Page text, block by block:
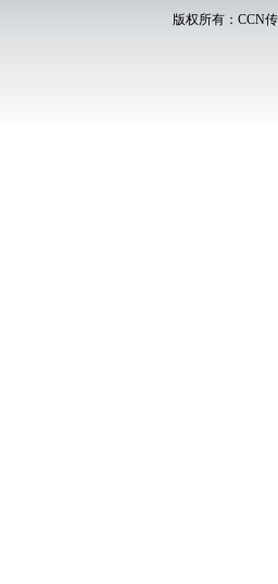
版权所有： CCN